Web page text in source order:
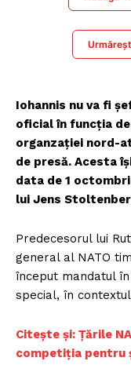
Iohannis nu va fi
oficial în funcția
organzației nord-
de presă. Acesta
data de 1
lui Jens
Predecesorul lui
general al NATO
început mandatul
special, în
Citește și: Țările
competiția pentru